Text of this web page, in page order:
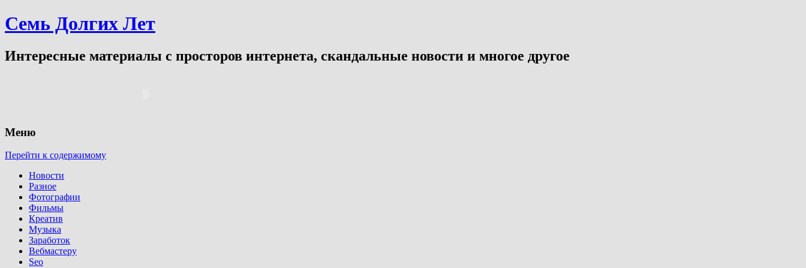
Семь Долгих Лет
Интересные материалы с просторов интернета, скандальные новости и многое другое
Меню
Перейти к содержимому
Новости
Разное
Фотографии
Фильмы
Креатив
Музыка
Заработок
Вебмастеру
Seo